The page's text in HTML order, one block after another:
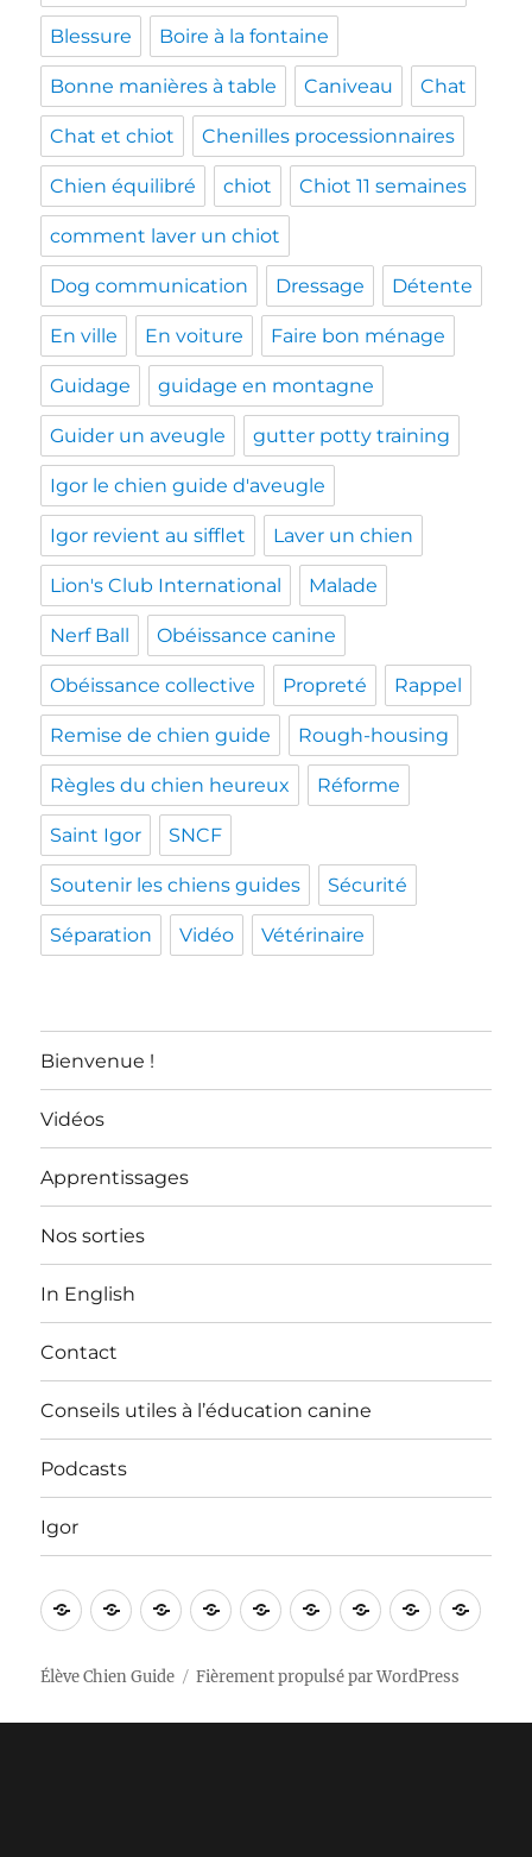
Blessure Boire à la fontaine
Bonne manières à table Caniveau Chat
Chat et chiot Chenilles processionnaires
Chien équilibré chiot Chiot 11 semaines
comment laver un chiot
Dog communication Dressage Détente
En ville En voiture Faire bon ménage
Guidage guidage en montagne
Guider un aveugle gutter potty training
Igor le chien guide d'aveugle
Igor revient au sifflet Laver un chien
Lion's Club International Malade
Nerf Ball Obéissance canine
Obéissance collective Propreté Rappel
Remise de chien guide Rough-housing
Règles du chien heureux Réforme
Saint Igor SNCF
Soutenir les chiens guides Sécurité
Séparation Vidéo Vétérinaire
Bienvenue !
Vidéos
Apprentissages
Nos sorties
In English
Contact
Conseils utiles à l’éducation canine
Podcasts
Igor
Bienvenue
VidéosApprentissages
Nos In
ContactConseils
à
Podcasts
Igor
Élève Chien Guide Fièrement propulsé par WordPress